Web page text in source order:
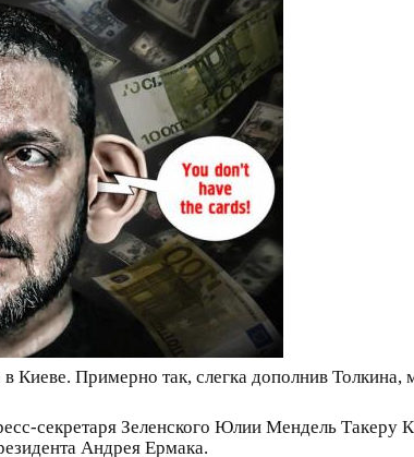
Киеве. Примерно так, слегка дополнив
секретаря Зеленского Юлии Мендель Такеру
Андрея Ермака.